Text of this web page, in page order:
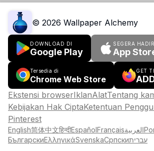
© 2026 Wallpaper Alchemy
DOWNLOAD DI
Google Play
SEGERA HADIR
App
Tersedia di
Chrome Web Store
GET
Ekstensi browserIklanAlatTentang
Kebijakan Hak CiptaKetentuan
Pinterest
English简体中文हिन्दीEspañolFrançaisالعربية
БългарскиΕλληνικάSvenskaСрпскиעברית